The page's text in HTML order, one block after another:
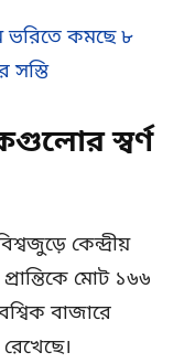
ভরিতে কমছে ৮
সস্তি
স্বর্ণ
কেন্দ্রীয়
মোট ১৬৬
বাজারে